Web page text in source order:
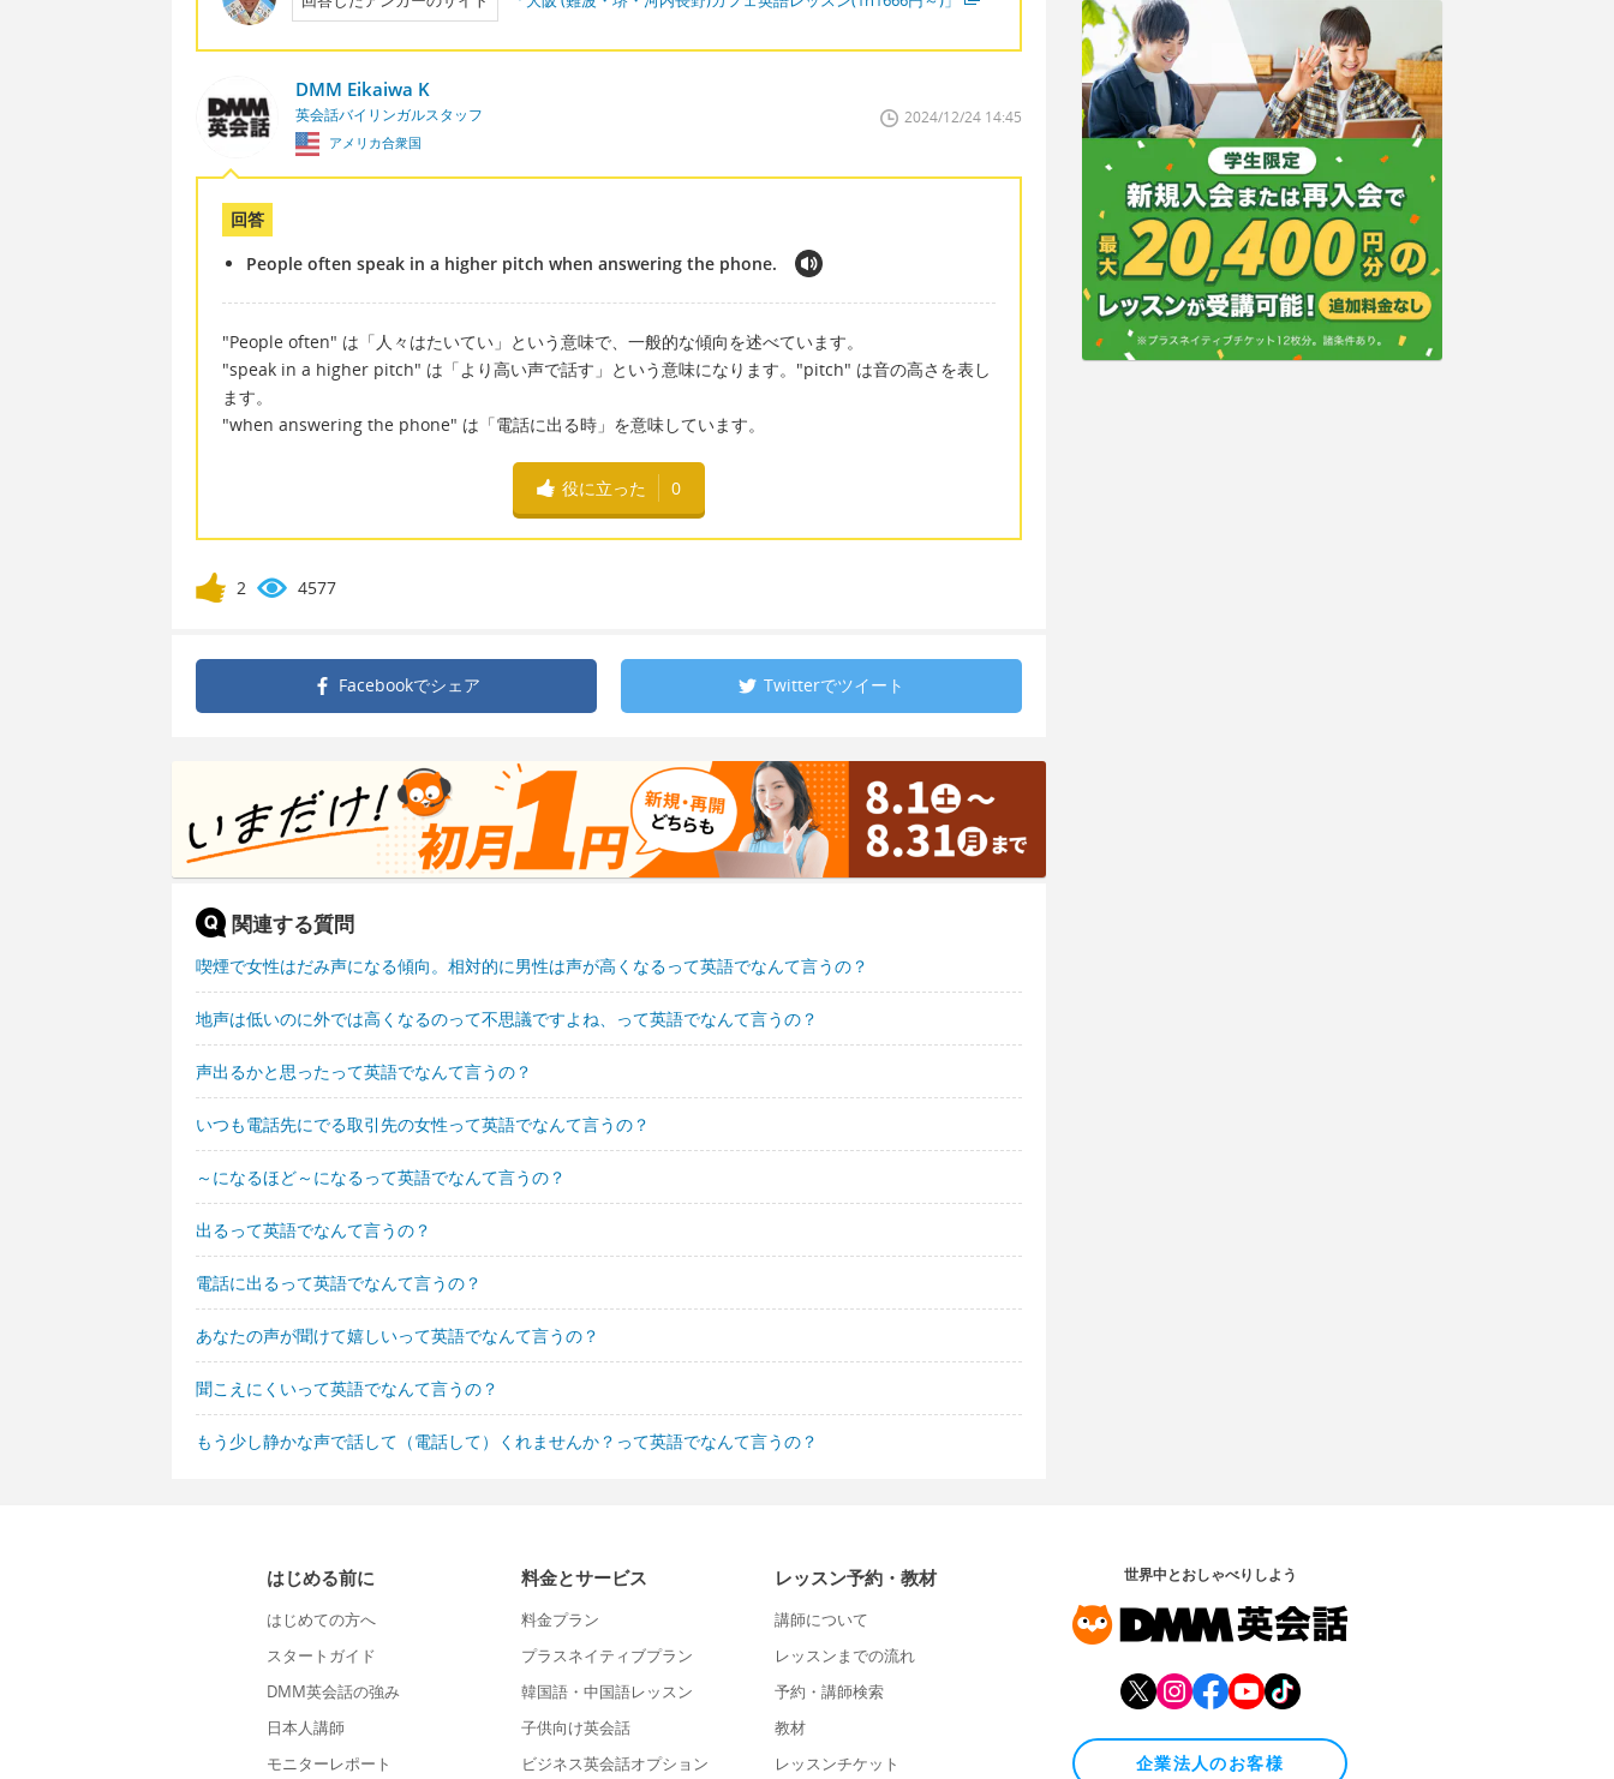
DMM Eikaiwa K
英会話バイリンガルスタッフ
アメリカ合衆国
2024/12/24 14:45
回答
People often speak in a higher pitch when answering the phone.
"People often" は「人々はたいてい」という意味で、一般的な傾向を述べています。
"speak in a higher pitch" は「より高い声で話す」という意味になります。"pitch" は音の高さを表し
ます。
"when answering the phone" は「電話に出る時」を意味しています。
役に立った 0
2 4577
Facebookでシェア Twitterでツイート
関連する質問
喫煙で女性はだみ声になる傾向。相対的に男性は声が高くなるって英語でなんて言うの？
地声は低いのに外では高くなるのって不思議ですよね、って英語でなんて言うの？
声出るかと思ったって英語でなんて言うの？
いつも電話先にでる取引先の女性って英語でなんて言うの？
～になるほど～になるって英語でなんて言うの？
出るって英語でなんて言うの？
電話に出るって英語でなんて言うの？
あなたの声が聞けて嬉しいって英語でなんて言うの？
聞こえにくいって英語でなんて言うの？
もう少し静かな声で話して（電話して）くれませんか？って英語でなんて言うの？
はじめる前に
はじめての方へ
スタートガイド
DMM英会話の強み
日本人講師
モニターレポート
料金とサービス
料金プラン
プラスネイティブプラン
韓国語・中国語レッスン
子供向け英会話
ビジネス英会話オプション
レッスン予約・教材
講師について
レッスンまでの流れ
予約・講師検索
教材
レッスンチケット
世界中とおしゃべりしよう
企業法人のお客様